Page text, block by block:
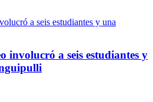
involucró a seis estudiantes y